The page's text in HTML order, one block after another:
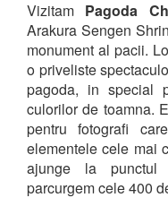
Vizitam Pagoda
Arakura Sengen
monument al pacii.
o priveliste
pagoda, in special
culorilor de toamna.
pentru fotografi
elementele cele mai
ajunge la punctul
parcurgem cele 400